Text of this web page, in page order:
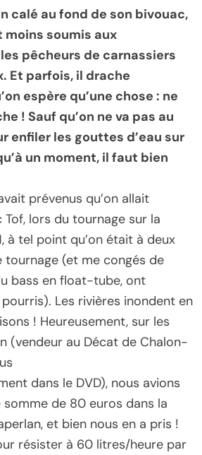
calé au fond de son bivouac,
soumis aux
pêcheurs de carnassiers
Et parfois, il drache
espère qu’une chose : ne
! Sauf qu’on ne va pas au
enfiler les gouttes d’eau sur
un moment, il faut bien
prévenus qu’on allait
lors du tournage sur la
à tel point qu’on était à deux
tournage (et me congés de
bass en float-tube, ont
Les rivières inondent en
! Heureusement, sur les
(vendeur au Décat de Chalon-
dans le DVD), nous avions
de 80 euros dans la
et bien nous en a pris !
résister à 60 litres/heure par